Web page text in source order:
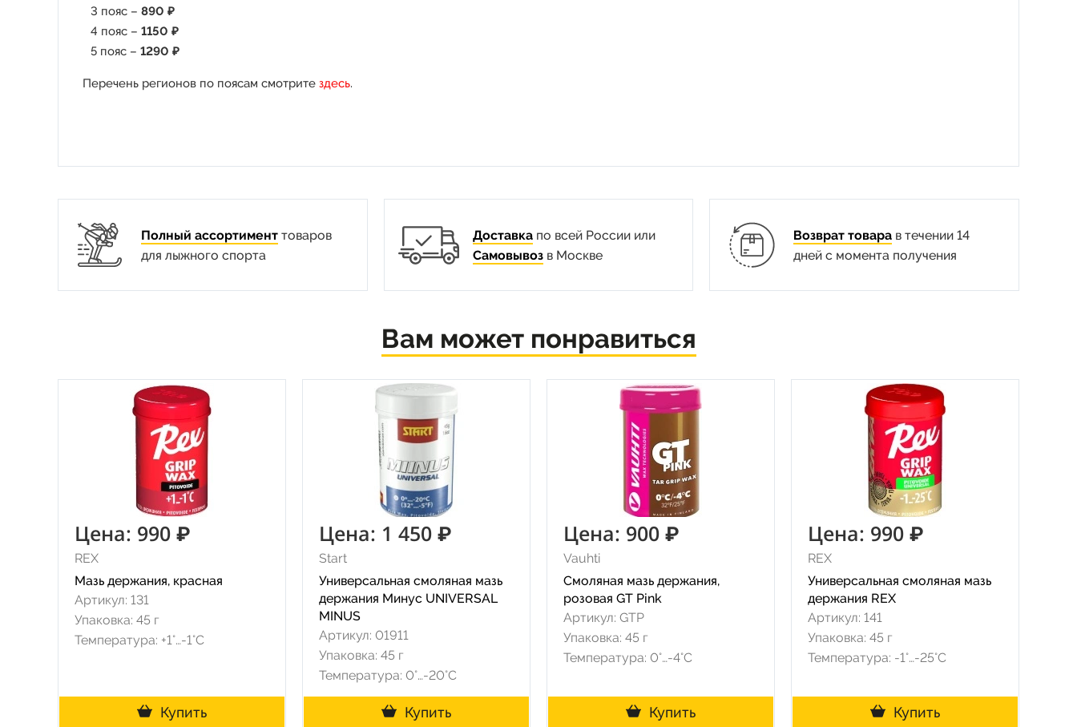
3 пояс – 890 ₽
4 пояс – 1150 ₽
5 пояс – 1290 ₽
Перечень регионов по поясам смотрите здесь.
Полный ассортименттоваров
для лыжного спорта
Доставкапо всей России или
Самовывозв Москве
Возврат товарав течении 14
дней с момента получения
Вам может понравиться
Цена: 990 ₽
REX
Мазь держания, красная
Артикул: 131
Упаковка: 45 г
Температура: +1°…-1°C
Купить
Цена: 1 450 ₽
Start
Универсальная смоляная мазь
держания Минус UNIVERSAL
MINUS
Артикул: 01911
Упаковка: 45 г
Температура: 0°…-20°C
Купить
Цена: 900 ₽
Vauhti
Смоляная мазь держания,
розовая GT Pink
Артикул: GTP
Упаковка: 45 г
Температура: 0°…-4°C
Купить
Цена: 990 ₽
REX
Универсальная смоляная мазь
держания REX
Артикул: 141
Упаковка: 45 г
Температура: -1°…-25°C
Купить